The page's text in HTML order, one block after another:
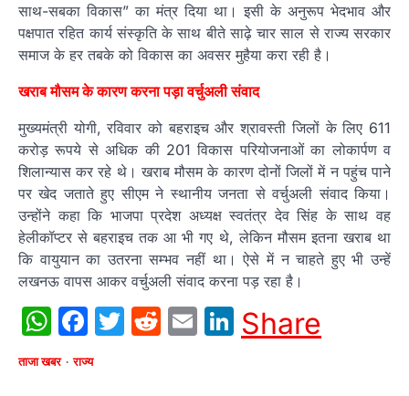
साथ-सबका विकास” का मंत्र दिया था। इसी के अनुरूप भेदभाव और
पक्षपात रहित कार्य संस्कृति के साथ बीते साढ़े चार साल से राज्य सरकार
समाज के हर तबके को विकास का अवसर मुहैया करा रही है।
खराब मौसम के कारण करना पड़ा वर्चुअली संवाद
मुख्यमंत्री योगी, रविवार को बहराइच और श्रावस्ती जिलों के लिए 611
करोड़ रूपये से अधिक की 201 विकास परियोजनाओं का लोकार्पण व
शिलान्यास कर रहे थे। खराब मौसम के कारण दोनों जिलों में न पहुंच पाने
पर खेद जताते हुए सीएम ने स्थानीय जनता से वर्चुअली संवाद किया।
उन्होंने कहा कि भाजपा प्रदेश अध्यक्ष स्वतंत्र देव सिंह के साथ वह
हेलीकॉप्टर से बहराइच तक आ भी गए थे, लेकिन मौसम इतना खराब था
कि वायुयान का उतरना सम्भव नहीं था। ऐसे में न चाहते हुए भी उन्हें
लखनऊ वापस आकर वर्चुअली संवाद करना पड़ रहा है।
WhatsApp
Facebook
Twitter
Reddit
EmailLinkedIn
Share
ताजा खबर राज्य